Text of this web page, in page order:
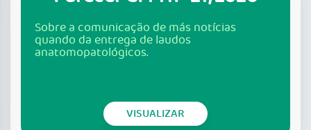
Sobre a comunicação de más notícias
quando da entrega de laudos
anatomopatológicos.
VISUALIZAR